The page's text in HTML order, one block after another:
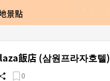
景點
飯店 (삼원프라자호텔)
0